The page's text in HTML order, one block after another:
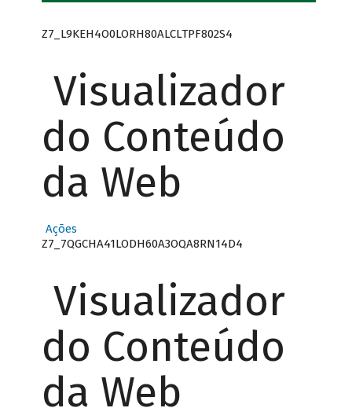
Z7_L9KEH4O0LORH80ALCLTPF802S4
Visualizador
do Conteúdo
da Web
Ações
Z7_7QGCHA41LODH60A3OQA8RN14D4
Visualizador
do Conteúdo
da Web